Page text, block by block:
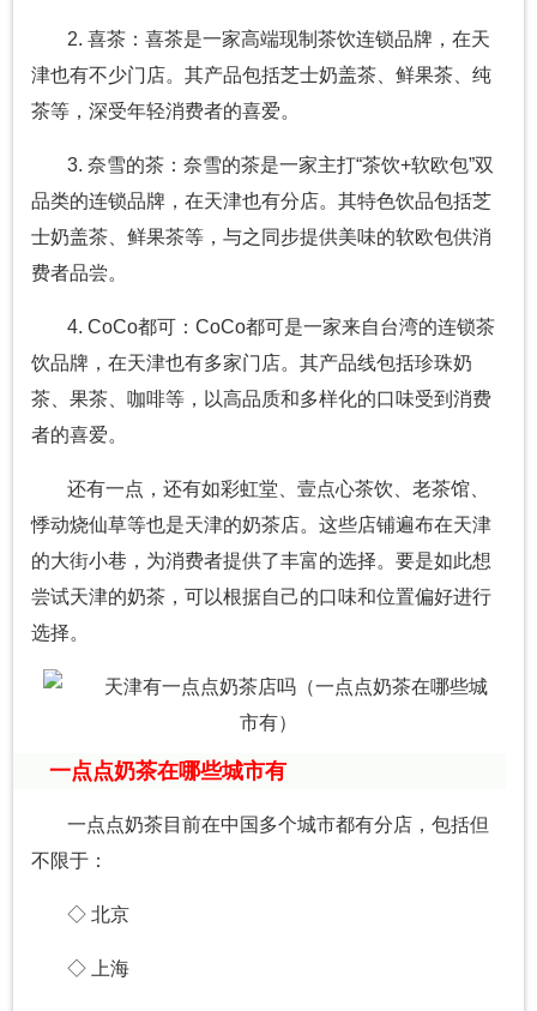
2. 喜茶：喜茶是一家高端现制茶饮连锁品牌，在天
津也有不少门店。其产品包括芝士奶盖茶、鲜果茶、纯
茶等，深受年轻消费者的喜爱。
3. 奈雪的茶：奈雪的茶是一家主打“茶饮+软欧包”双
品类的连锁品牌，在天津也有分店。其特色饮品包括芝
士奶盖茶、鲜果茶等，与之同步提供美味的软欧包供消
费者品尝。
4. CoCo都可：CoCo都可是一家来自台湾的连锁茶
饮品牌，在天津也有多家门店。其产品线包括珍珠奶
茶、果茶、咖啡等，以高品质和多样化的口味受到消费
者的喜爱。
还有一点，还有如彩虹堂、壹点心茶饮、老茶馆、
悸动烧仙草等也是天津的奶茶店。这些店铺遍布在天津
的大街小巷，为消费者提供了丰富的选择。要是如此想
尝试天津的奶茶，可以根据自己的口味和位置偏好进行
选择。
一点点奶茶在哪些城市有
一点点奶茶目前在中国多个城市都有分店，包括但
不限于：
◇ 北京
◇ 上海